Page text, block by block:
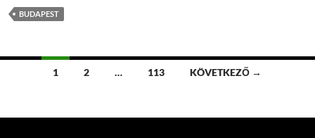
BUDAPEST
Bejegyzések
1 2 … 113 KÖVETKEZŐ →